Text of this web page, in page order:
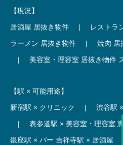
【現況】
居酒屋 居抜き物件
|
レストラ
ラーメン 居抜き物件
| 焼肉 居
|
美容室・理容室 居抜き物件
【駅 × 可能用途】
新宿駅 × クリニック
| 渋谷駅
|
表参道駅 × 美容室・理容室
銀座駅 × バー 吉祥寺駅 × 居酒屋